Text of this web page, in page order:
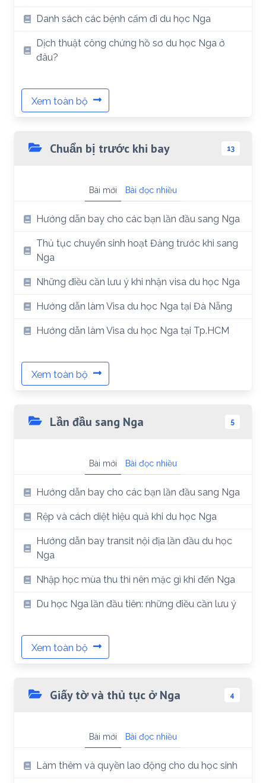
Danh sách các bệnh cấm đi du học Nga
Dịch thuật công chứng hồ sơ du học Nga ở
đâu?
Xem toàn bộ
Chuẩn bị trước khi bay 13
Bài mới Bài đọc nhiều
Hướng dẫn bay cho các bạn lần đầu sang Nga
Thủ tục chuyển sinh hoạt Đảng trước khi sang
Nga
Những điều cần lưu ý khi nhận visa du học Nga
Hướng dẫn làm Visa du học Nga tại Đà Nẵng
Hướng dẫn làm Visa du học Nga tại Tp.HCM
Xem toàn bộ
Lần đầu sang Nga 5
Bài mới Bài đọc nhiều
Hướng dẫn bay cho các bạn lần đầu sang Nga
Rệp và cách diệt hiệu quả khi du học Nga
Hướng dẫn bay transit nội địa lần đầu du học
Nga
Nhập học mùa thu thì nên mặc gì khi đến Nga
Du học Nga lần đầu tiên: những điều cần lưu ý
Xem toàn bộ
Giấy tờ và thủ tục ở Nga 4
Bài mới Bài đọc nhiều
Làm thêm và quyền lao động cho du học sinh